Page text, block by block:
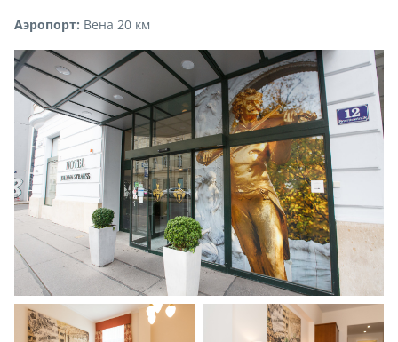
Аэропорт: Вена 20 км